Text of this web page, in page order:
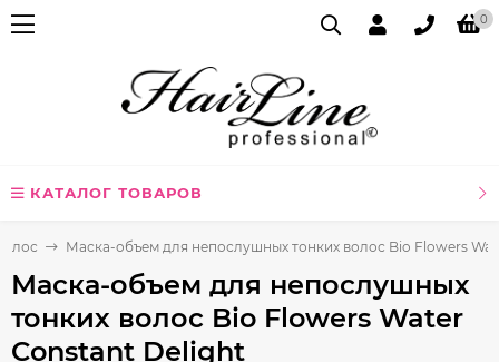
0
КАТАЛОГ ТОВАРОВ
Маска-объем для непослушных тонких волос Bio Flowers
Маска-объем для непослушных
тонких волос Bio Flowers Water
Constant Delight